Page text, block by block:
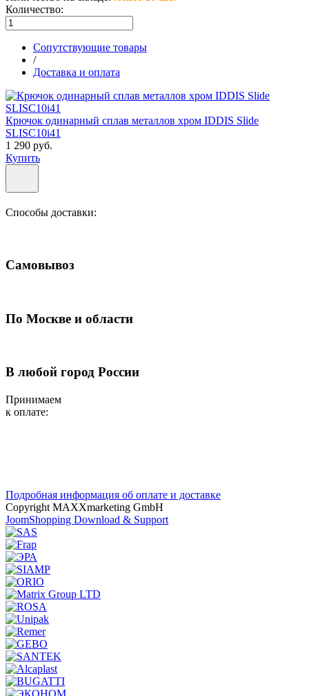
Количество:
Сопутствующие товары
/
Доставка и оплата
Крючок одинарный сплав металлов хром IDDIS Slide
SLISC10i41
1 290 руб.
Купить
Способы доставки:
Самовывоз
По Москве и области
В любой город России
Принимаем
к оплате:
Подробная информация об оплате и доставке
Copyright MAXXmarketing GmbH
JoomShopping Download & Support